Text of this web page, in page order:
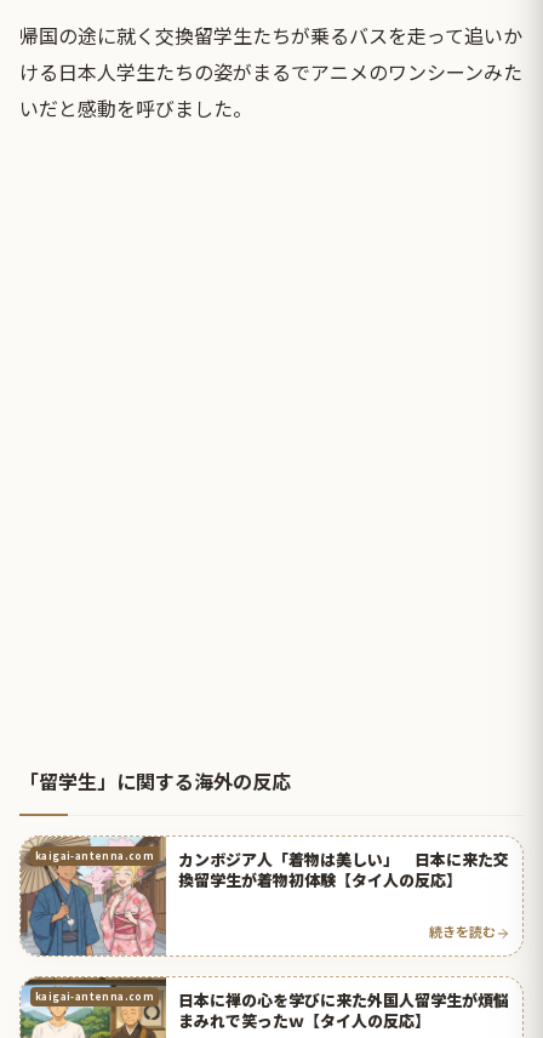
帰国の途に就く交換留学生たちが乗るバスを走って追いか
ける日本人学生たちの姿がまるでアニメのワンシーンみた
いだと感動を呼びました。
「留学生」に関する海外の反応
kaigai-antenna.com
カンボジア人「着物は美しい」 日本に来た交
換留学生が着物初体験【タイ人の反応】
続きを読む
kaigai-antenna.com
日本に禅の心を学びに来た外国人留学生が煩悩
まみれで笑ったｗ【タイ人の反応】